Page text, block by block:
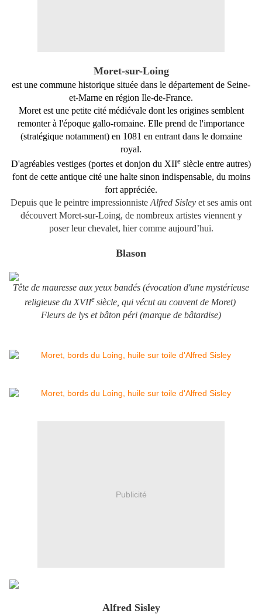
Moret-sur-Loing
est une commune historique située dans le département de Seine-
et-Marne en région Ile-de-France.
Moret est une petite cité médiévale dont les origines semblent
remonter à l'époque gallo-romaine. Elle prend de l'importance
(stratégique notamment) en 1081 en entrant dans le domaine
royal.
D'agréables vestiges (portes et donjon du XIIe siècle entre autres)
font de cette antique cité une halte sinon indispensable, du moins
fort appréciée.
Depuis que le peintre impressionniste Alfred Sisley et ses amis ont
découvert Moret-sur-Loing, de nombreux artistes viennent y
poser leur chevalet, hier comme aujourd’hui.
Blason
Tête de mauresse aux yeux bandés (évocation d'une mystérieuse
religieuse du XVIIe siècle, qui vécut au couvent de Moret)
Fleurs de lys et bâton péri (marque de bâtardise)
Publicité
Alfred Sisley